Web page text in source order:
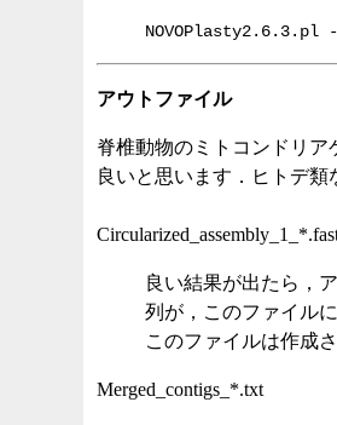
NOVOPlasty2.6.3.pl
アウトファイル
脊椎動物のミトコンドリア
良いと思います．ヒトデ
良い結果が出たら，
列が，このファイル
このファイルは作成
Merged_contigs_*.txt